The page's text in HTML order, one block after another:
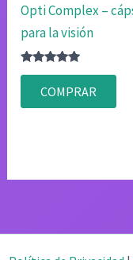
Opti Complex –
para la visión
Valorado
4.75
de 5
COMPRAR